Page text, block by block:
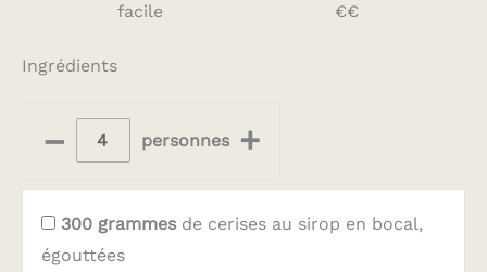
facile €€
Ingrédients
– personnes +
300 grammes de cerises au sirop en bocal,
égouttées